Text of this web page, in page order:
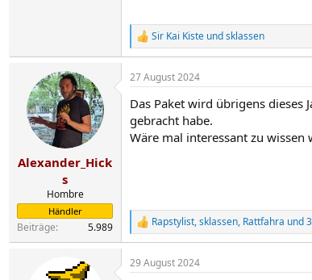
R
e
k
i
o
n
e
Sir Kai Kiste undsklassen
Alexander_Hick
s
Hombre
Händler
Beiträge 5.989
27 August 2024
Das Paket wird übrigens dieses
gebracht habe.
Wäre mal interessant zu
R
e
k
Rapstylist,sklassen, Rattfahra und
29 August 2024